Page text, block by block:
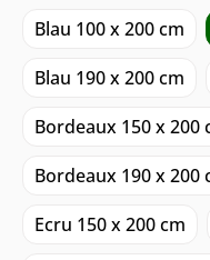
Blau 100 x 200 cm
Blau 190 x 200 cm
Bordeaux 150 x 200
Bordeaux 190 x 200
Ecru 150 x 200 cm